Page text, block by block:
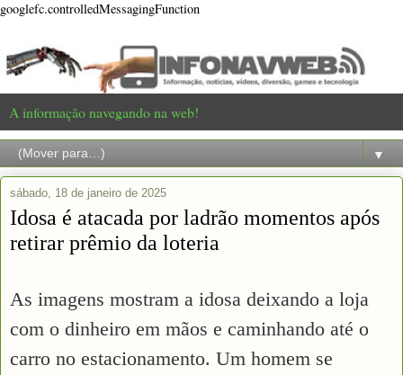
googlefc.controlledMessagingFunction
A informação navegando na web!
▼
sábado, 18 de janeiro de 2025
Idosa é atacada por ladrão momentos após
retirar prêmio da loteria
As imagens mostram a idosa deixando a loja
com o dinheiro em mãos e caminhando até o
carro no estacionamento. Um homem se